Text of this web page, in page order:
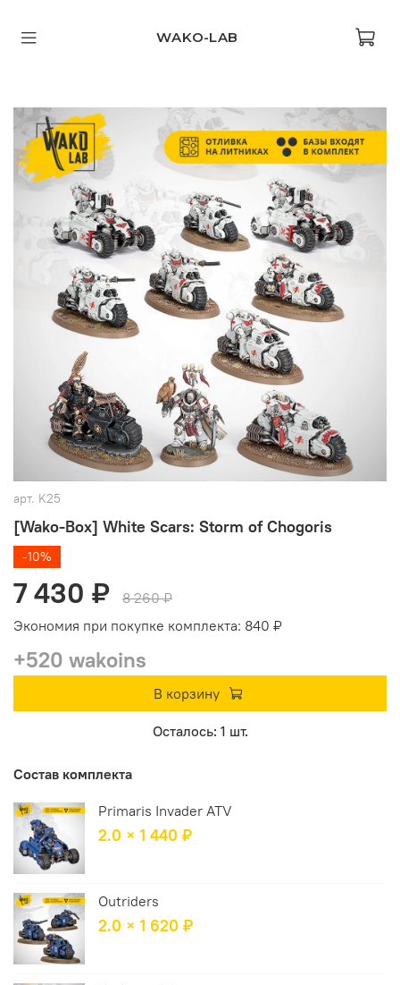
WAKO-LAB
арт. K25
[Wako-Box] White Scars: Storm of Chogoris
-10%
7 430 ₽
8 260 ₽
Экономия при покупке комплекта: 840 ₽
+520 wakoins
В корзину
Осталось: 1 шт.
Состав комплекта
Primaris Invader ATV
2.0 × 1 440 ₽
Outriders
2.0 × 1 620 ₽